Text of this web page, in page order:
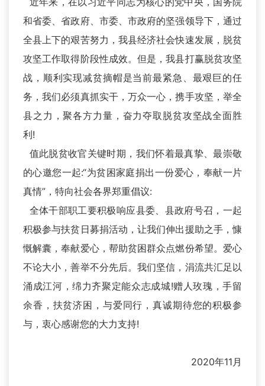
和省委、省政府、市委、市政府的坚强领导下，通过
全县上下的艰苦努力，我县经济社会快速发展，脱贫
攻坚工作取得阶段性成效。但是，我县打赢脱贫攻坚
战，顺利实现减贫摘帽是当前最紧急、最艰巨的任
务，我们必须真抓实干，万众一心，携手攻坚，举全
县之力，聚各方力量，奋力夺取脱贫攻坚战全面胜
利!
值此脱贫收官关键时期，我们怀着最真挚、最崇敬
的心邀您一起:“为贫困家庭捐出一份爱心，奉献一片
真情”，特向社会各界郑重倡议:
全体干部职工要积极响应县委、县政府号召，一起
积极参与扶贫日募捐活动，让我们伸出援助之手，慷
慨解囊，奉献爱心，帮助贫困群众点燃份希望。爱心
不论大小，善举不分先后。我们坚信，涓流共汇足以
涌成江河，绵力齐聚定能众志成城!赠人玫瑰，手留
余香，扶贫济困，与爱同行，真诚期待您的积极参
与，衷心感谢您的大力支持!
2020年11月